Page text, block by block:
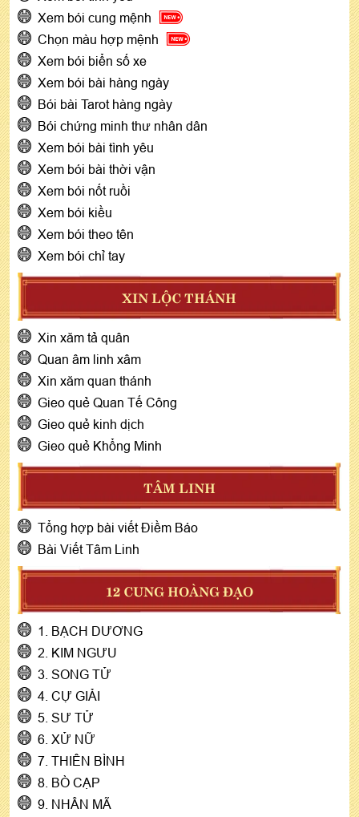
Xem bói cung mệnh
Chọn màu hợp mệnh
Xem bói biển số xe
Xem bói bài hàng ngày
Bói bài Tarot hàng ngày
Bói chứng minh thư nhân dân
Xem bói bài tình yêu
Xem bói bài thời vận
Xem bói nốt ruồi
Xem bói kiều
Xem bói theo tên
Xem bói chỉ tay
XIN LỘC THÁNH
Xin xăm tả quân
Quan âm linh xâm
Xin xăm quan thánh
Gieo quẻ Quan Tế Công
Gieo quẻ kinh dịch
Gieo quẻ Khổng Minh
TÂM LINH
Tổng hợp bài viết Điềm Báo
Bài Viết Tâm Linh
12 CUNG HOÀNG ĐẠO
1. BẠCH DƯƠNG
2. KIM NGƯU
3. SONG TỬ
4. CỰ GIẢI
5. SƯ TỬ
6. XỬ NỮ
7. THIÊN BÌNH
8. BÒ CẠP
9. NHÂN MÃ